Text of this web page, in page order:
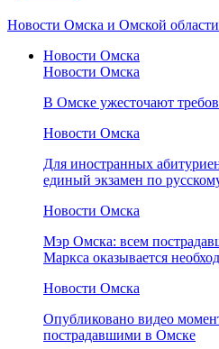
Новости Омска и Омской области
Новости Омска
Новости Омска
В Омске ужесточают
Новости Омска
Для иностранных
единый экзамен по
Новости Омска
Мэр Омска: всем
Маркса оказывается
Новости Омска
Опубликовано видео
пострадавшими в Омске